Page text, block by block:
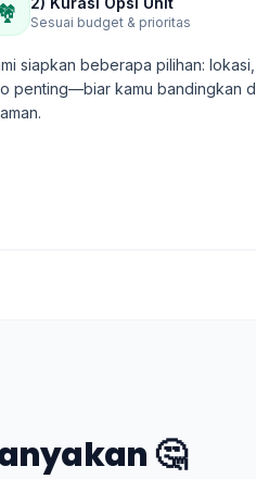
Sesuai budget & prioritas
siapkan beberapa pilihan: lokasi,
penting—biar kamu bandingkan
🤔